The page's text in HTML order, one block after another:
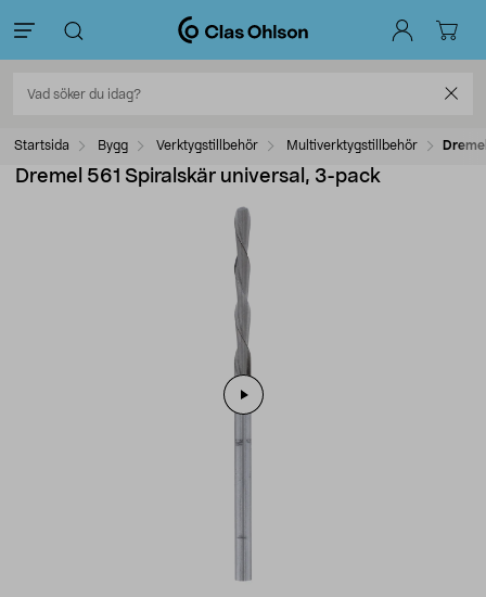
Startsida Bygg Verktygstillbehör Multiverktygstillbehör
Dremel 561 Spiralskär universal, 3-pack